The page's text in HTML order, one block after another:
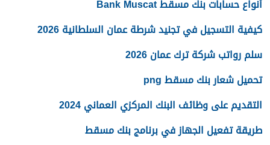
أنواع حسابات بنك مسقط Bank Muscat
كيفية التسجيل في تجنيد شرطة عمان السلطانية 2026
سلم رواتب شركة ترك عمان 2026
تحميل شعار بنك مسقط png
التقديم على وظائف البنك المركزي العماني 2024
طريقة تفعيل الجهاز في برنامج بنك مسقط